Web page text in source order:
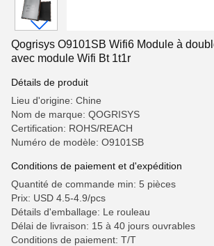
Qogrisys O9101SB Wifi6 Module à
avec module Wifi Bt 1t1r
Détails de produit
Lieu d'origine: Chine
Nom de marque: QOGRISYS
Certification: ROHS/REACH
Numéro de modèle: O9101SB
Conditions de paiement et d'expédition
Quantité de commande min: 5 pièces
Prix: USD 4.5-4.9/pcs
Détails d'emballage: Le rouleau
Délai de livraison: 15 à 40 jours ouvrables
Conditions de paiement: T/T